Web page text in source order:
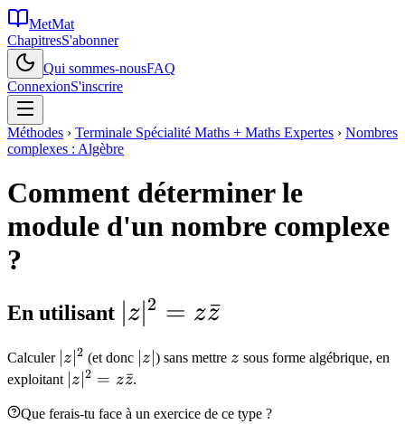
MetMat
ChapitresS'abonner
Qui sommes-nousFAQ
ConnexionS'inscrire
Méthodes › Terminale Spécialité Maths + Maths Expertes › Nombres
complexes : Algèbre
Comment déterminer le
module d'un nombre complexe
?
En utilisant |z|^2 =
z\bar{z}
∣z∣2 = zz
ˉ
Calculer |z|^2
z 2 (et donc |z|
z ) sans mettre z
z sous forme algébrique, en
exploitant |z|^2 =
z 2 = zz
ˉ.
Que ferais-tu face à un exercice de ce type ?